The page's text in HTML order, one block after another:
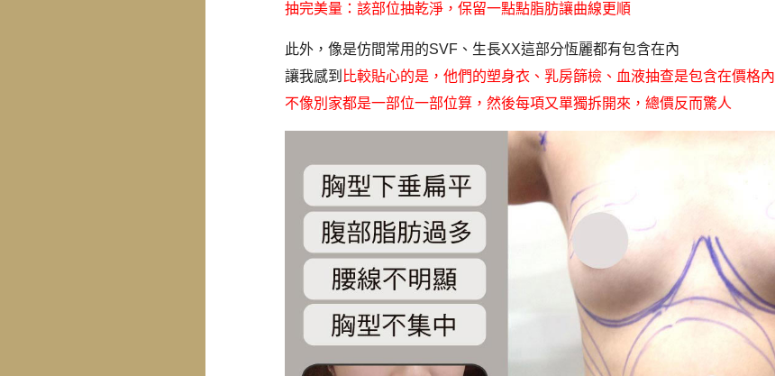
抽完美量：該部位抽乾淨，保留一點點脂肪讓曲線更順
此外，像是仿間常用的SVF、生長XX這部分恆麗都有包含在內
讓我感到 比較貼心的是，他們的塑身衣、乳房篩檢、血液抽查是包含在價格內
不像別家都是一部位一部位算，然後每項又單獨拆開來，總價反而驚人